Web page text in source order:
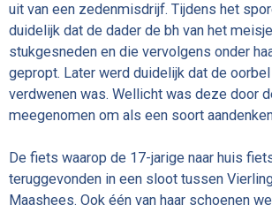
uit van een zedenmisdrijf. Tijdens het
duidelijk dat de dader de bh van het
stukgesneden en die vervolgens onder
gepropt. Later werd duidelijk dat de oorbel
verdwenen was. Wellicht was deze door
meegenomen om als een soort
De fiets waarop de 17-jarige naar huis
teruggevonden in een sloot tussen
Maashees. Ook één van haar schoenen